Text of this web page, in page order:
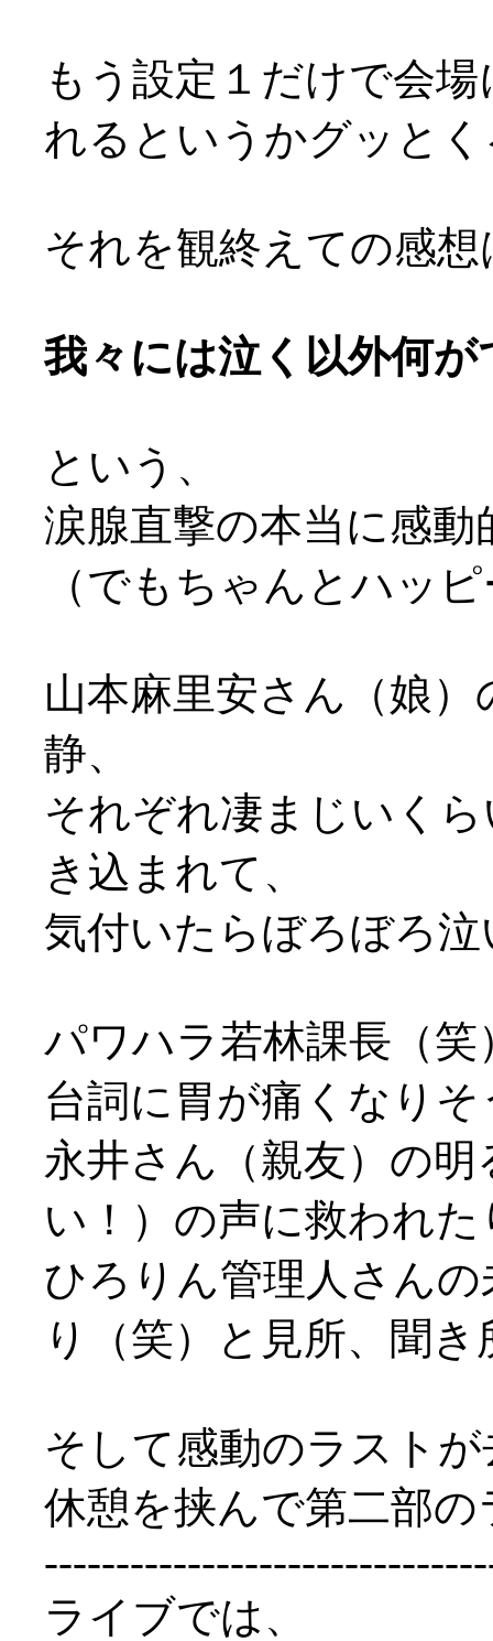
もう設定１だけで会
れるというかグッと
それを観終えての感想
我々には泣く以外何
という、
涙腺直撃の本当に感
（でもちゃんとハッ
山本麻里安さん（娘
静、
それぞれ凄まじいく
き込まれて、
気付いたらぼろぼろ
パワハラ若林課長（
台詞に胃が痛くなり
永井さん（親友）の
い！）の声に救われた
ひろりん管理人さん
り（笑）と見所、聞
そして感動のラスト
休憩を挟んで第二部
ライブでは、